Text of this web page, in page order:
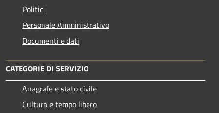
Politici
Personale Amministrativo
Documenti e dati
CATEGORIE DI SERVIZIO
Anagrafe e stato civile
Cultura e tempo libero